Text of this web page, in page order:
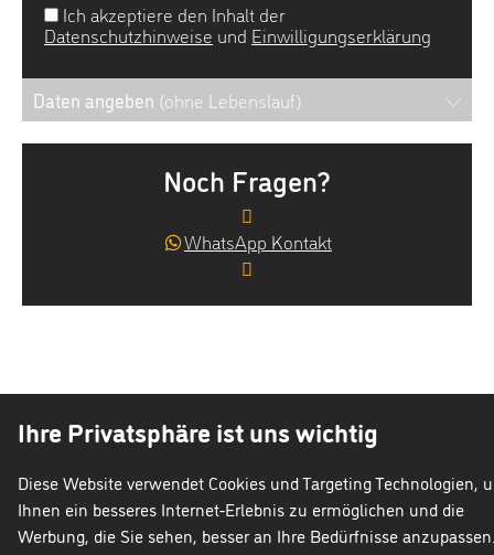
Ihre Privatsphäre ist uns wichtig
Diese Website verwendet Cookies und Targeting Technologien,
Ihnen ein besseres Internet-Erlebnis zu ermöglichen und die
Werbung, die Sie sehen, besser an Ihre Bedürfnisse
Ich akzeptiere den Inhalt der
Datenschutzhinweise und Einwilligungserklärung
Daten angeben (ohne Lebenslauf)
Noch Fragen?
WhatsApp Kontakt
Talent
Datenschutz
Cookie